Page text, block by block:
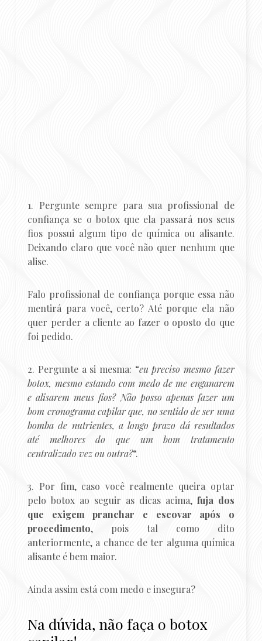
1. Pergunte sempre para sua profissional de
confiança se o botox que ela passará nos seus
fios possui algum tipo de química ou alisante.
Deixando claro que você não quer nenhum que
alise.
Falo profissional de confiança porque essa não
mentirá para você, certo? Até porque ela não
quer perder a cliente ao fazer o oposto do que
foi pedido.
2. Pergunte a si mesma: “eu preciso mesmo fazer
botox, mesmo estando com medo de me enganarem
e alisarem meus fios? Não posso apenas fazer um
bom cronograma capilar que, no sentido de ser uma
bomba de nutrientes, a longo prazo dá resultados
até melhores do que um bom tratamento
centralizado vez ou outra?“.
3. Por fim, caso você realmente queira optar
pelo botox ao seguir as dicas acima, fuja dos
que exigem pranchar e escovar após o
procedimento, pois tal como dito
anteriormente, a chance de ter alguma química
alisante é bem maior.
Ainda assim está com medo e insegura?
Na dúvida, não faça o botox